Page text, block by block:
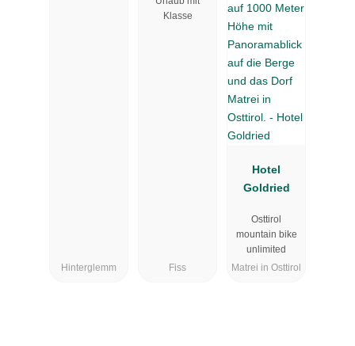
Hinterglemm
Klasse
Fiss
Hotel
Goldried
Osttirol
mountain bike
unlimited
Matrei in Osttirol